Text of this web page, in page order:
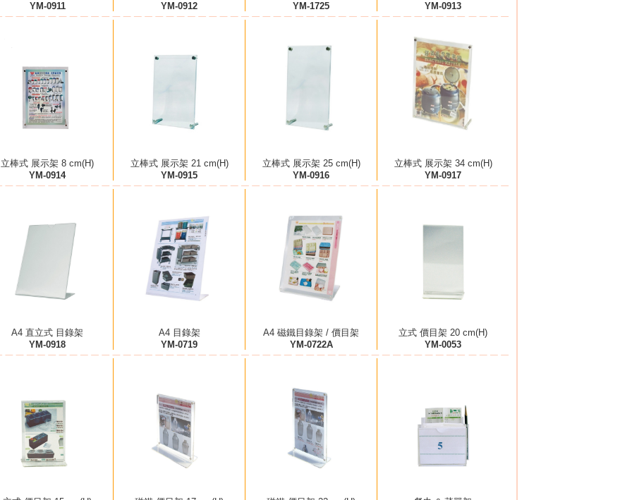
YM-0911
YM-0912
YM-1725
YM-0913
立棒式 展示架 8 cm(H)
YM-0914
立棒式 展示架 21 cm(H)
YM-0915
立棒式 展示架 25 cm(H)
YM-0916
立棒式 展示架 34 cm(H)
YM-0917
A4 直立式 目錄架
YM-0918
A4 目錄架
YM-0719
A4 磁鐵目錄架 / 價目架
YM-0722A
立式 價目架 20 cm(H)
YM-0053